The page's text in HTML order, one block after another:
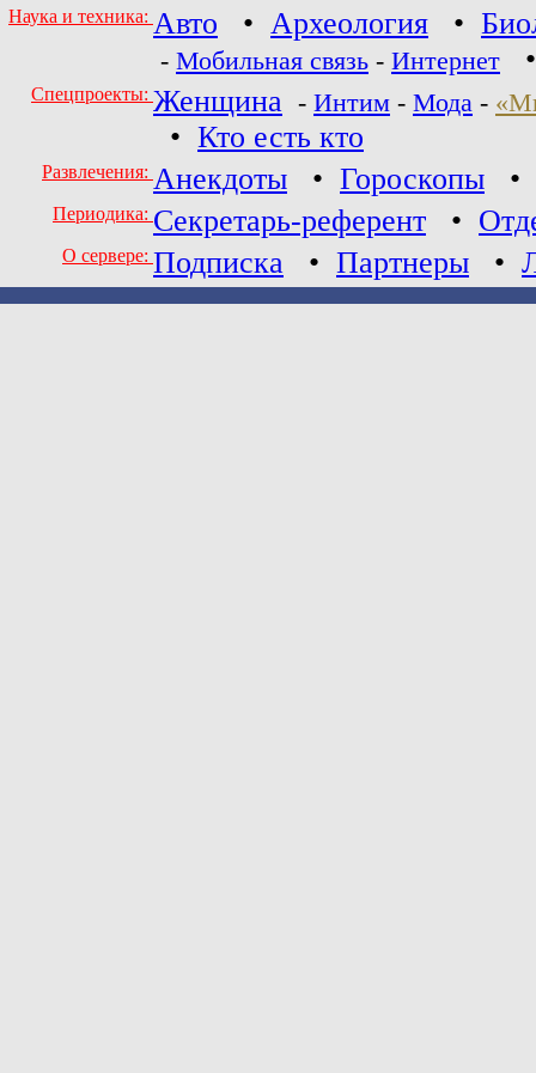
Наука и техника: Авто • Археология •
- Мобильная связь - Интернет
Спецпроекты: Женщина - Интим - Мода -
• Кто есть кто
Развлечения: Анекдоты • Гороскопы •
Периодика: Секретарь-референт •
О сервере: Подписка • Партнеры •